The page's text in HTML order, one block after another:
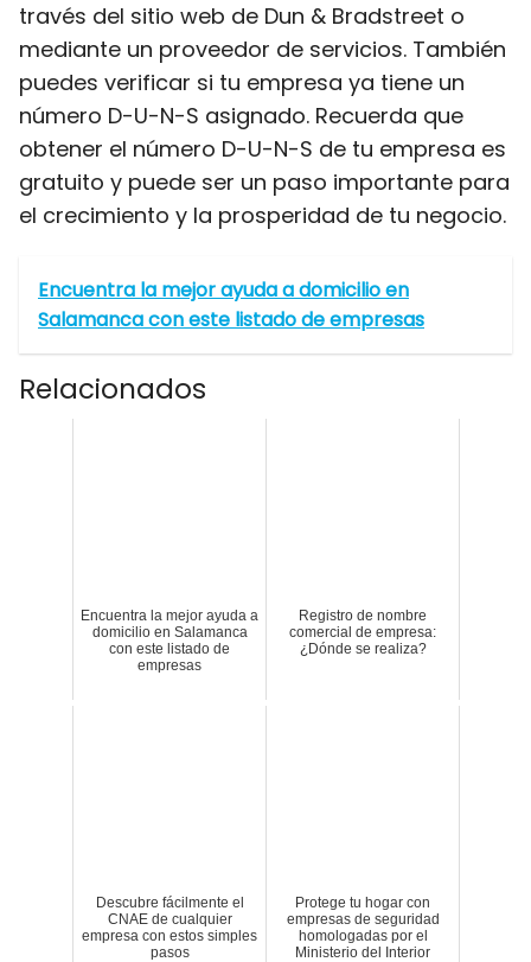
través del sitio web de Dun & Bradstreet o
mediante un proveedor de servicios. También
puedes verificar si tu empresa ya tiene un
número D-U-N-S asignado. Recuerda que
obtener el número D-U-N-S de tu empresa es
gratuito y puede ser un paso importante para
el crecimiento y la prosperidad de tu negocio.
Encuentra la mejor ayuda a domicilio en
Salamanca con este listado de empresas
Relacionados
Encuentra la mejor ayuda a
domicilio en Salamanca
con este listado de
empresas
Registro de nombre
comercial de empresa:
¿Dónde se realiza?
Descubre fácilmente el
CNAE de cualquier
empresa con estos simples
pasos
Protege tu hogar con
empresas de seguridad
homologadas por el
Ministerio del Interior